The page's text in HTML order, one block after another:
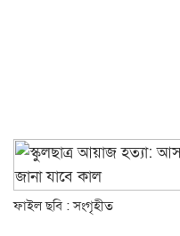
ফাইল ছবি : সংগৃহীত